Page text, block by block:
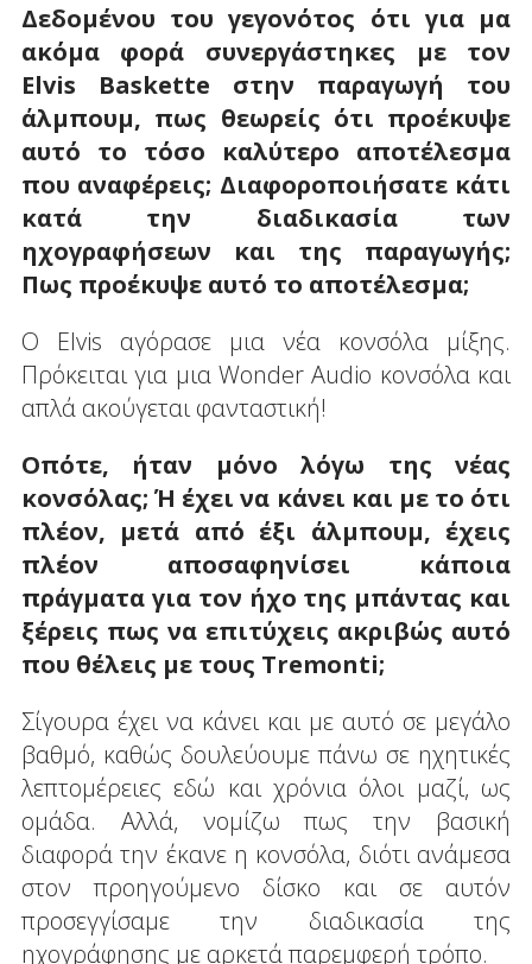
Δεδομένου του γεγονότος ότι για μα
ακόμα φορά συνεργάστηκες με τον
Elvis
Baskette στην παραγωγή του
άλμπουμ, πως θεωρείς ότι προέκυψε
αυτό το τόσο καλύτερο αποτέλεσμα
που αναφέρεις; Διαφοροποιήσατε κάτι
κατά την διαδικασία των
ηχογραφήσεων και της παραγωγής;
Πως προέκυψε αυτό το αποτέλεσμα;
Ο Elvis αγόρασε μια νέα κονσόλα μίξης.
Πρόκειται για μια Wonder Audio κονσόλα και
απλά ακούγεται φανταστική!
Οπότε, ήταν μόνο λόγω της νέας
κονσόλας; Ή έχει να κάνει και με το ότι
πλέον, μετά από έξι άλμπουμ, έχεις
πλέον αποσαφηνίσει κάποια
πράγματα για τον ήχο της μπάντας και
ξέρεις πως να επιτύχεις ακριβώς αυτό
που θέλεις με τους Tremonti;
Σίγουρα έχει να κάνει και με αυτό σε μεγάλο
βαθμό, καθώς δουλεύουμε πάνω σε ηχητικές
λεπτομέρειες εδώ και χρόνια όλοι μαζί, ως
ομάδα. Αλλά, νομίζω πως την βασική
διαφορά την έκανε η κονσόλα, διότι ανάμεσα
στον προηγούμενο δίσκο και σε αυτόν
προσεγγίσαμε την διαδικασία της
ηχογράφησης με αρκετά παρεμφερή τρόπο.